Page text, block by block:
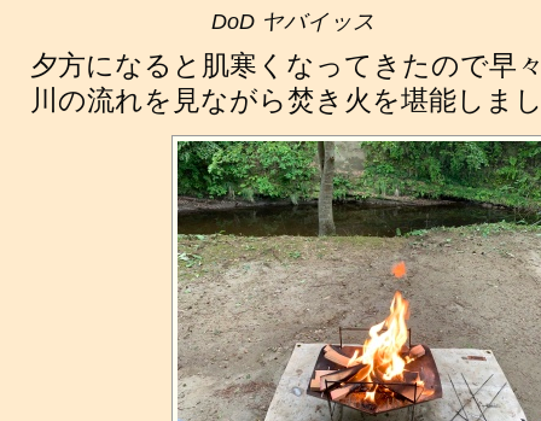
DoD ヤバイッス
夕方になると肌寒くなってきたので早
川の流れを見ながら焚き火を堪能しま